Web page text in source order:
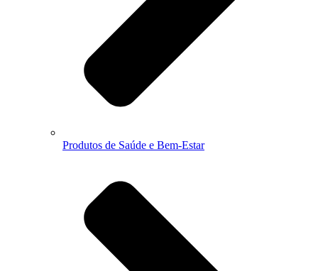
Produtos de Saúde e Bem-Estar